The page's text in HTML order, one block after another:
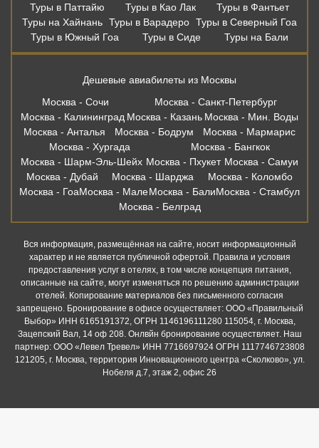
Туры в Паттайю
Туры в Као Лак
Туры в Фантьет
Туры на Хайнань Туры в Варадеро Туры в Северный Гоа
Туры в Южный Гоа
Туры в Сиде Туры на Бали
Дешевые авиабилеты из Москвы
Москва - Сочи
Москва - Санкт-Петербург
Москва - Калининград Москва - Казань Москва - Мин. Воды
Москва - Анталья
Москва - Бодрум
Москва - Мармарис
Москва - Хургада
Москва - Бангкок
Москва - Шарм-Эль-Шейх Москва - Пхукет Москва - Самуи
Москва - Дубай
Москва - Шарджа
Москва - Коломбо
Москва - ГоаМосква - МалеМосква - БалиМосква - Стамбул
Москва - Белград
Вся информация, размещённая на сайте, носит информационный
характер и не является публичной офертой. Правила и условия
предоставления услуг в отелях, в том числе концепция питания,
описанные на сайте, могут изменяться по решению администрации
отелей. Копирование материалов без письменного согласия
запрещено. Бронирование в офисе осуществляет: ООО «Правильный
Выбор» ИНН 6165191372, ОГРН 1146196111280 115054, г. Москва,
Зацепский Вал, 14 оф 208. Онлвйн бронирование осуществляет. Наш
партнер: ООО «Левел Тревел» ИНН 7716697924 ОГРН 1117746723808
121205, г. Москва, территория Инновационного центра «Сколково», ул.
Нобеля д.7, этаж 2, офис 26